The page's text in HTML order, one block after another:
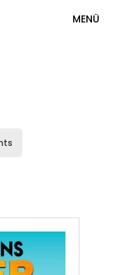
MENÜ